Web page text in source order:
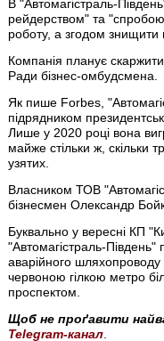
В "Автомагістраль-
рейдерством" та "спробою
роботу, а згодом знищити
Компанія планує
Ради бізнес-омбудсмена.
Як пише Forbes,
підрядником
Лише у 2020 році вона
майже стільки ж, скільки
узятих.
Власником ТОВ
бізнесмен Олександр
Буквально у вересні КП
"Автомагістраль-
аварійного шляхопроводу
червоною гілкою метро
проспектом.
Щоб не проґавити
Telegram-канал